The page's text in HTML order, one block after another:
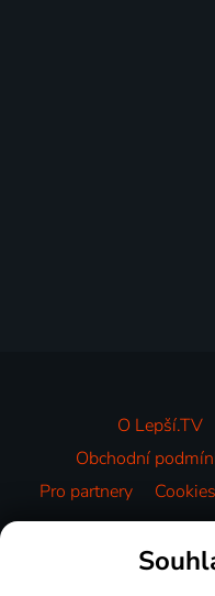
O Lepší.TV
Obchodní
Pro partnery
Cookies